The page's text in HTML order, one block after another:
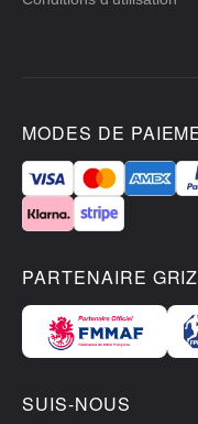
MODES DE
PARTENAIRE
SUIS-NOUS